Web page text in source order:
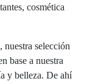
cosmética
nuestra selección
base a nuestra
y belleza. De ahí